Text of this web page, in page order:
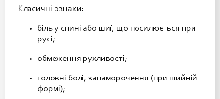
Класичні ознаки:
біль у спині або шиї, що посилюється при
русі;
обмеження рухливості;
головні болі, запаморочення (при шийній
формі);